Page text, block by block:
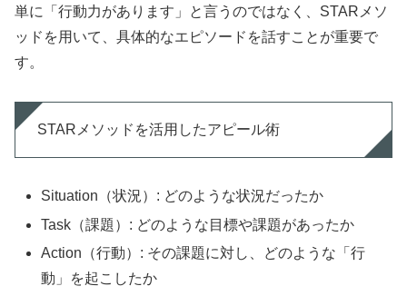
単に「行動力があります」と言うのではなく、STARメソ
ッドを用いて、具体的なエピソードを話すことが重要で
す。
STARメソッドを活用したアピール術
Situation（状況）: どのような状況だったか
Task（課題）: どのような目標や課題があったか
Action（行動）: その課題に対し、どのような「行
動」を起こしたか